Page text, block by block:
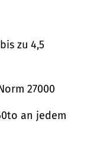
zu 4,5
27000
an jedem